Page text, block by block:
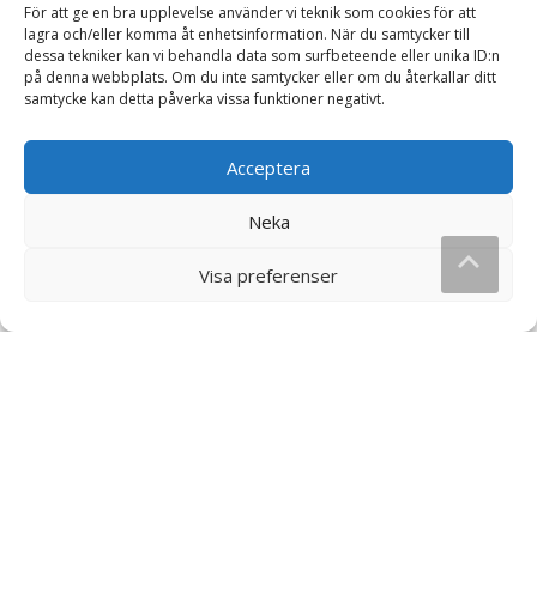
För att ge en bra upplevelse använder vi teknik som cookies för att
lagra och/eller komma åt enhetsinformation. När du samtycker till
dessa tekniker kan vi behandla data som surfbeteende eller unika ID:n
på denna webbplats. Om du inte samtycker eller om du återkallar ditt
samtycke kan detta påverka vissa funktioner negativt.
Acceptera
Neka
Visa preferenser
Mulik Banan Mjölkdryck –
500 ml